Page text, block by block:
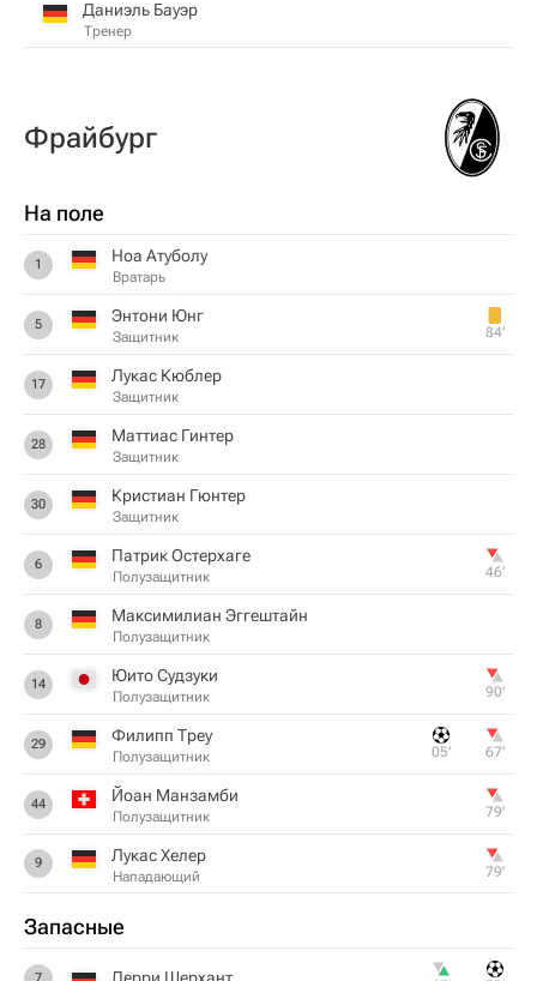
Даниэль Бауэр
Тренер
Фрайбург
На поле
1 Ноа Атуболу
Вратарь
5 Энтони Юнг
Защитник 84‎’‎
17 Лукас Кюблер
Защитник
28 Маттиас Гинтер
Защитник
30 Кристиан Гюнтер
Защитник
6 Патрик Остерхаге
Полузащитник 46‎’‎
8 Максимилиан Эггештайн
Полузащитник
14 Юито Судзуки
Полузащитник 90‎’‎
29 Филипп Треу
Полузащитник 05‎’‎ 67‎’‎
44 Йоан Манзамби
Полузащитник 79‎’‎
9 Лукас Хелер
Нападающий 79‎’‎
Запасные
7